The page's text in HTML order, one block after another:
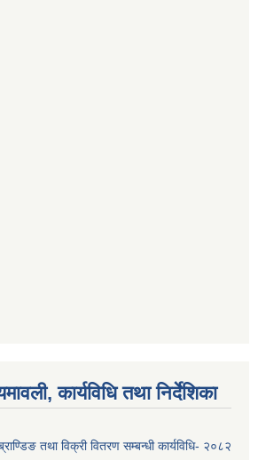
कार्यविधि तथा निर्देशिका
तथा विक्री वितरण सम्बन्धी कार्यविधि- २०८२